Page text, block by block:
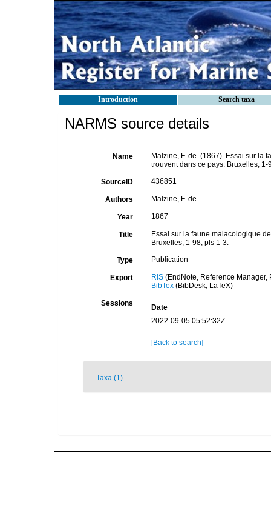
Introduction Search taxa
NARMS source details
Name
Malzine, F. de. (1867). Essai sur la
trouvent dans ce pays. Bruxelles, 1-
SourceID 436851
Authors Malzine, F. de
Year 1867
Title
Essai sur la faune malacologique
Bruxelles, 1-98, pls 1-3.
Type Publication
Export RIS(EndNote, Reference Manager,
BibTex(BibDesk, LaTeX)
Sessions
Date
2022-09-05 05:52:32Z
[Back to search]
Taxa (1)